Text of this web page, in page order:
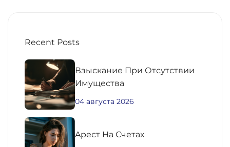
Recent Posts
Взыскание При Отсутствии
Имущества
04 августа 2026
Aрест На Счетах